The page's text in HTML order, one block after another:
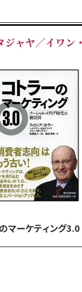
ャヤ／イワ
マーケティング3.0